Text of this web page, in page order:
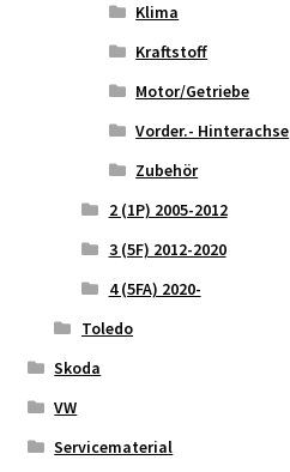
Klima
Kraftstoff
Motor/Getriebe
Vorder.- Hinterachse
Zubehör
2 (1P) 2005-2012
3 (5F) 2012-2020
4 (5FA) 2020-
Toledo
Skoda
VW
Servicematerial